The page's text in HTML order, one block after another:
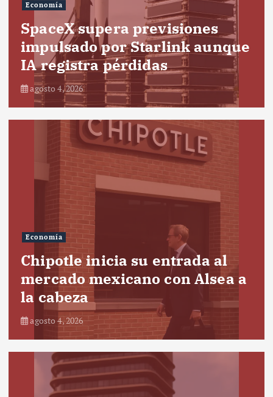
Economía
SpaceX supera previsiones
impulsado por Starlink aunque
IA registra pérdidas
agosto 4, 2026
Economía
Chipotle inicia su entrada al
mercado mexicano con Alsea a
la cabeza
agosto 4, 2026